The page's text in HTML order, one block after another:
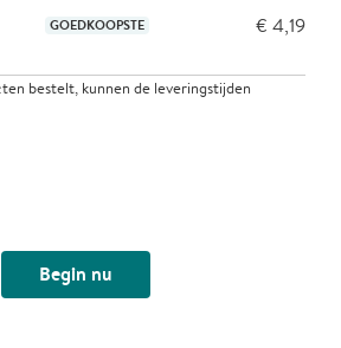
GOEDKOOPSTE € 4,19
bestelt, kunnen de leveringstijden
Begin nu